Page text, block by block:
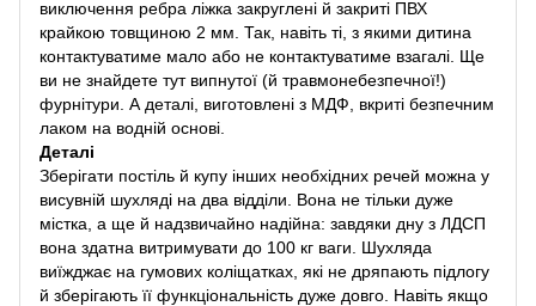
виключення ребра ліжка закруглені й закриті ПВХ
крайкою товщиною 2 мм. Так, навіть ті, з якими дитина
контактуватиме мало або не контактуватиме взагалі. Ще
ви не знайдете тут випнутої (й травмонебезпечної!)
фурнітури. А деталі, виготовлені з МДФ, вкриті безпечним
лаком на водній основі.
Деталі
Зберігати постіль й купу інших необхідних речей можна у
висувній шухляді на два відділи. Вона не тільки дуже
містка, а ще й надзвичайно надійна: завдяки дну з ЛДСП
вона здатна витримувати до 100 кг ваги. Шухляда
виїжджає на гумових коліщатках, які не дряпають підлогу
й зберігають її функціональність дуже довго. Навіть якщо